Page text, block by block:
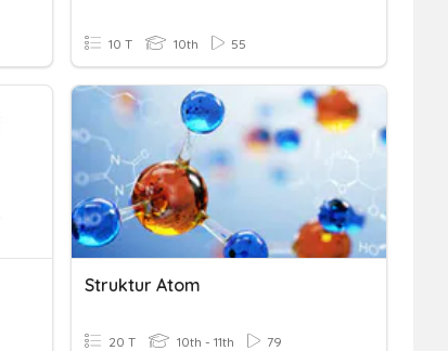
10 T 10th 55
Struktur Atom
20 T 10th - 11th 79